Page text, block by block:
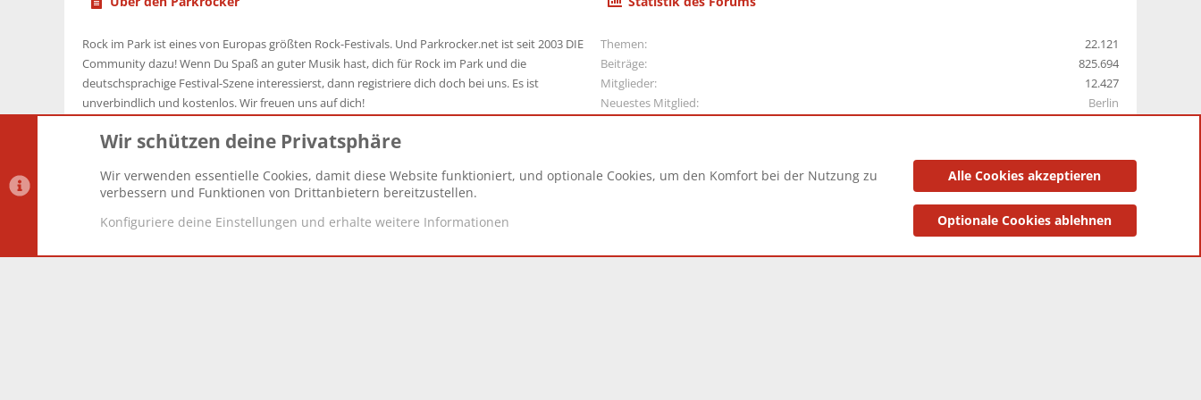
Rock im Park ist eines von Europas größten Rock-Festivals. Und Parkrocker.net ist seit 2003 DIE
Community dazu! Wenn Du Spaß an guter Musik hast, dich für Rock im Park und die
deutschsprachige Festival-Szene interessierst, dann registriere dich doch bei uns. Es ist
unverbindlich und kostenlos. Wir freuen uns auf dich!
Themen
22.121
Beiträge
825.694
Mitglieder
12.427
Neuestes Mitglied
Berlin
Datenschutz-Einstellungen PR Light Deutsch [Du] Datenschutzerklärung Impressum
Wir schützen deine Privatsphäre
Wir verwenden essentielle Cookies, damit diese Website funktioniert, und optionale Cookies, um den Komfort bei der Nutzung zu
verbessern und Funktionen von Drittanbietern bereitzustellen.
Konfiguriere deine Einstellungen und erhalte weitere Informationen
Alle Cookies akzeptieren
Optionale Cookies ablehnen